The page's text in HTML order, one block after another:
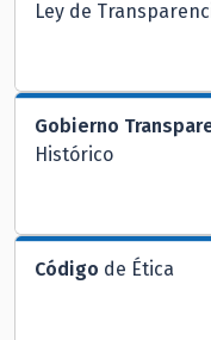
Ley de
Gobierno
Histórico
Código de Ética